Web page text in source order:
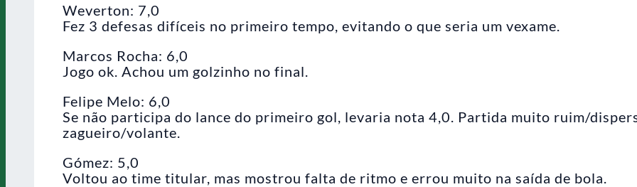
Weverton: 7,0
Fez 3 defesas difíceis no primeiro tempo, evitando o que seria um vexame.
Marcos Rocha: 6,0
Jogo ok. Achou um golzinho no final.
Felipe Melo: 6,0
Se não participa do lance do primeiro gol, levaria nota 4,0. Partida muito ruim/
zagueiro/volante.
Gómez: 5,0
Voltou ao time titular, mas mostrou falta de ritmo e errou muito na saída de bola.